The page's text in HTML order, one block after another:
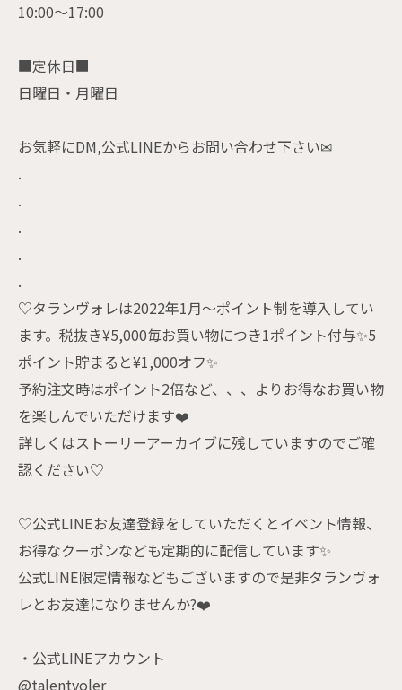
10:00〜17:00
■定休日■
日曜日・月曜日
お気軽にDM,公式LINEからお問い合わせ下さい✉
.
.
.
.
.
♡タランヴォレは2022年1月〜ポイント制を導入してい
ます。税抜き¥5,000毎お買い物につき1ポイント付与✨5
ポイント貯まると¥1,000オフ✨
予約注文時はポイント2倍など、、、よりお得なお買い物
を楽しんでいただけます❤️
詳しくはストーリーアーカイブに残していますのでご確
認ください♡
♡公式LINEお友達登録をしていただくとイベント情報、
お得なクーポンなども定期的に配信しています✨
公式LINE限定情報などもございますので是非タランヴォ
レとお友達になりませんか?❤️
・公式LINEアカウント
@talentvoler